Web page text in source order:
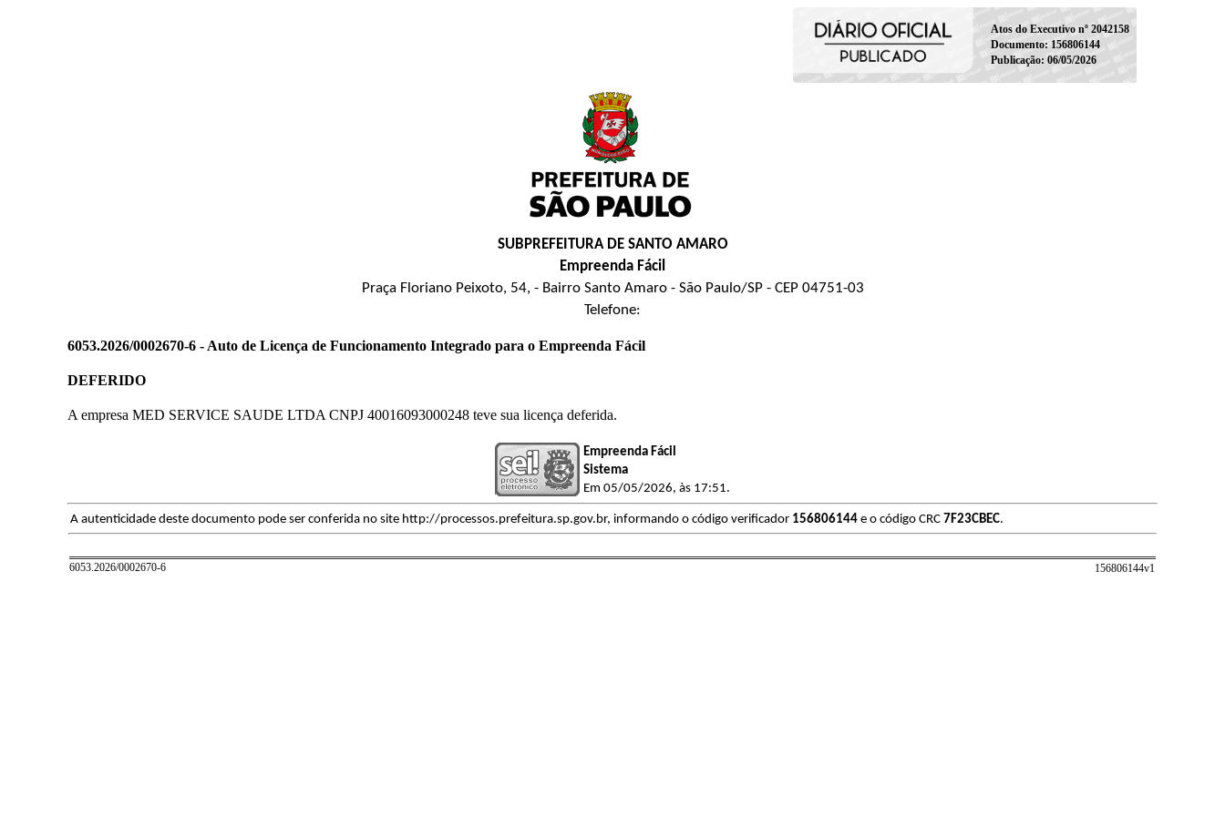
Atos do Executivo nº 2042158
Documento: 156806144
Publicação: 06/05/2026
SUBPREFEITURA DE SANTO AMARO
Empreenda Fácil
Praça Floriano Peixoto, 54, - Bairro Santo Amaro - São Paulo/SP - CEP 04751-03
Telefone:
6053.2026/0002670-6 - Auto de Licença de Funcionamento Integrado para o Empreenda Fácil
DEFERIDO
A empresa MED SERVICE SAUDE LTDA CNPJ 40016093000248 teve sua licença deferida.
Empreenda Fácil
Sistema
Em 05/05/2026, às 17:51.
A autenticidade deste documento pode ser conferida no site http://processos.prefeitura.sp.gov.br, informando o código verificador 156806144 e o código CRC7F23CBEC.
6053.2026/0002670-6 156806144v1